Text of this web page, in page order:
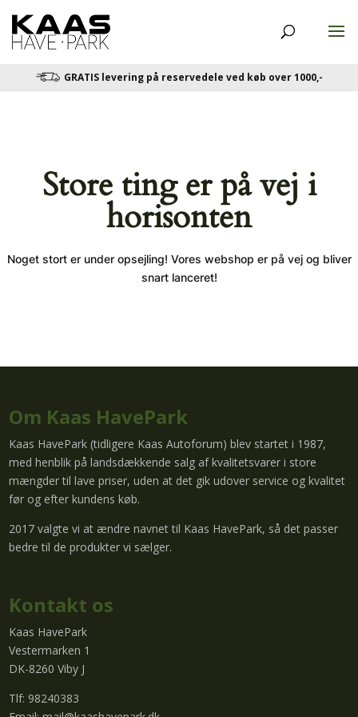
GRATIS levering på reservedele ved køb over 1000,-
Store ting er på vej i
horisonten
Noget stort er under opsejling! Vores webshop er på vej og bliver
snart lanceret!
Om Kaas HavePark
Kaas HavePark (tidligere Kaas Autoforum) blev startet i 1987,
med henblik på landsdækkende salg af kvalitetsvarer i store
mængder til lave priser, uden at det gik udover service og kvalitet
før og efter kundens køb.
2017 valgte vi at ændre navnet til Kaas HavePark, så det passer
bedre til de produkter vi sælger.
Kontakt os
Kaas HavePark
Vestermarken 1
DK-8260 Viby J
Tlf: 98240383